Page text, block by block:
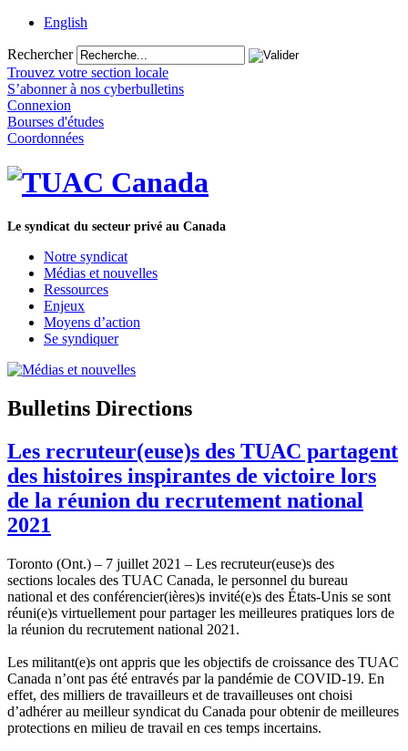
English
Rechercher
Trouvez votre section locale
S’abonner à nos cyberbulletins
Connexion
Bourses d'études
Coordonnées
Le syndicat du secteur privé au Canada
Notre syndicat
Médias et nouvelles
Ressources
Enjeux
Moyens d’action
Se syndiquer
Bulletins Directions
Les recruteur(euse)s des TUAC partagent
des histoires inspirantes de victoire lors
de la réunion du recrutement national
2021
Toronto (Ont.) – 7 juillet 2021 – Les recruteur(euse)s des
sections locales des TUAC Canada, le personnel du bureau
national et des conférencier(ières)s invité(e)s des États-Unis se sont
réuni(e)s virtuellement pour partager les meilleures pratiques lors de
la réunion du recrutement national 2021.
Les militant(e)s ont appris que les objectifs de croissance des TUAC
Canada n’ont pas été entravés par la pandémie de COVID‑19. En
effet, des milliers de travailleurs et de travailleuses ont choisi
d’adhérer au meilleur syndicat du Canada pour obtenir de meilleures
protections en milieu de travail en ces temps incertains.